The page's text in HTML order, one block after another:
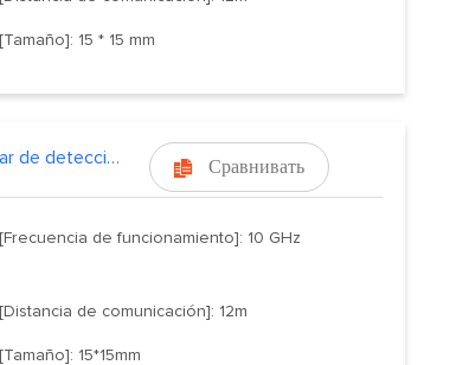
[Tamaño]: 15 * 15 mm
 Сравнивать
Módulo de radar de detección de movimiento de 10.525GHZ
[Frecuencia de funcionamiento]: 10 GHz
[Distancia de comunicación]: 12m
[Tamaño]: 15*15mm